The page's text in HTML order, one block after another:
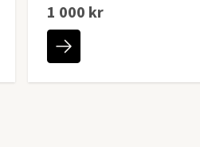
1 000 kr